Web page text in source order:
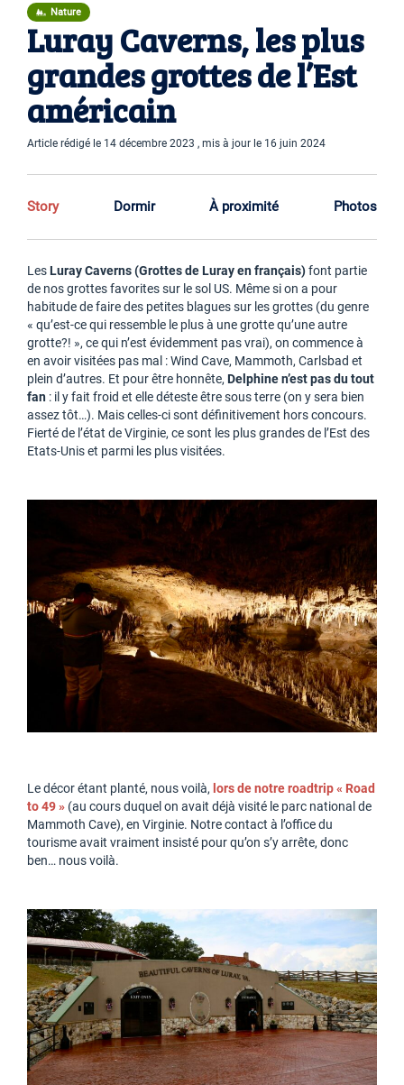
Nature
Luray Caverns, les plus
grandes grottes de l’Est
américain
Article rédigé le 14 décembre 2023 , mis à jour le 16 juin 2024
Story Dormir À proximité Photos
LesLuray Caverns (Grottes de Luray en français)font partie
de nos grottes favorites sur le sol US. Même si on a pour
habitude de faire des petites blagues sur les grottes (du genre
« qu’est-ce qui ressemble le plus à une grotte qu’une autre
grotte?! », ce qui n’est évidemment pas vrai), on commence à
en avoir visitées pas mal : Wind Cave, Mammoth, Carlsbad et
plein d’autres. Et pour être honnête, Delphine n’est pas du tout
fan : il y fait froid et elle déteste être sous terre (on y sera bien
assez tôt…). Mais celles-ci sont définitivement hors concours.
Fierté de l’état de Virginie, ce sont les plus grandes de l’Est des
Etats-Unis et parmi les plus visitées.
Le décor étant planté, nous voilà, lors de notre roadtrip « Road
to 49 » (au cours duquel on avait déjà visité le parc national de
Mammoth Cave), en Virginie. Notre contact à l’office du
tourisme avait vraiment insisté pour qu’on s’y arrête, donc
ben… nous voilà.